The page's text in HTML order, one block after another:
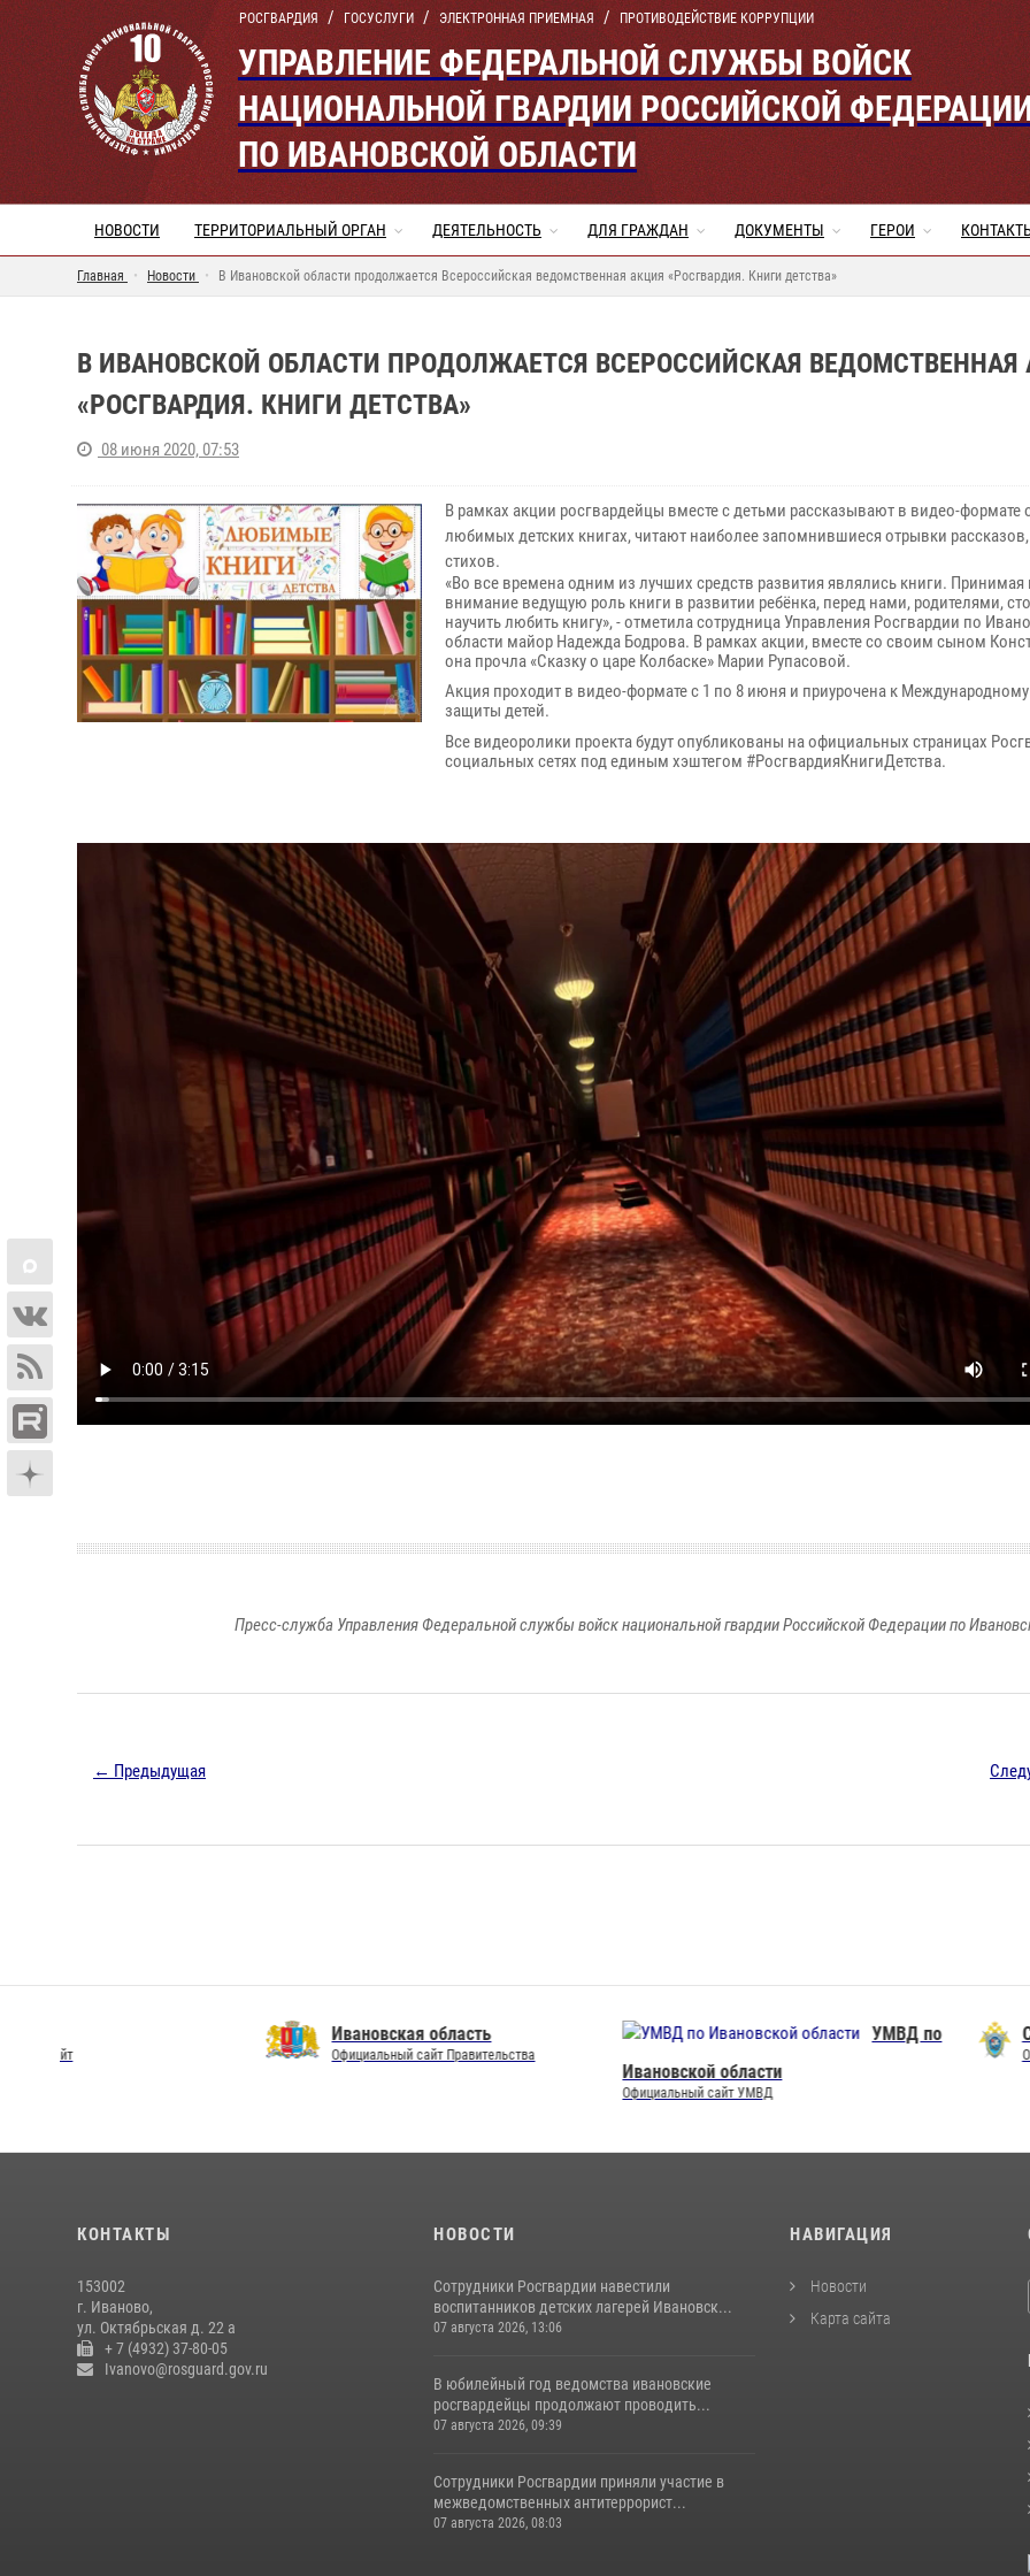
РОСГВАРДИЯ ГОСУСЛУГИ ЭЛЕКТРОННАЯ ПРИЕМНАЯ ПРОТИВОДЕЙСТВИЕ КОРРУПЦИИ
УПРАВЛЕНИЕ ФЕДЕРАЛЬНОЙ СЛУЖБЫ ВОЙСК
НАЦИОНАЛЬНОЙ ГВАРДИИ РОССИЙСКОЙ
ПО ИВАНОВСКОЙ ОБЛАСТИ
НОВОСТИ ТЕРРИТОРИАЛЬНЫЙ ОРГАН ДЕЯТЕЛЬНОСТЬ ДЛЯ ГРАЖДАН ДОКУМЕНТЫ ГЕРОИ
Главная Новости В Ивановской области продолжается Всероссийская ведомственная акция «Росгвардия. Книги детства»
В ИВАНОВСКОЙ ОБЛАСТИ ПРОДОЛЖАЕТСЯ ВСЕРОССИЙСКАЯ ВЕДОМСТВЕННАЯ
«РОСГВАРДИЯ. КНИГИ ДЕТСТВА»
08 июня 2020, 07:53
В рамках акции росгвардейцы вместе с детьми рассказывают в видео-формате
любимых детских книгах, читают наиболее запомнившиеся отрывки рассказов,
стихов.
«Во все времена одним из лучших средств развития являлись книги. Принимая
внимание ведущую роль книги в развитии ребёнка, перед нами, родителями,
научить любить книгу», - отметила сотрудница Управления Росгвардии по
области майор Надежда Бодрова. В рамках акции, вместе со своим сыном
она прочла «Сказку о царе Колбаске» Марии Рупасовой.
Акция проходит в видео-формате с 1 по 8 июня и приурочена к
защиты детей.
Все видеоролики проекта будут опубликованы на официальных страницах
социальных сетях под единым хэштегом #РосгвардияКнигиДетства.
Пресс-служба Управления Федеральной службы войск национальной гвардии Российской Федерации по
← Предыдущая
Ивановская область
Официальный сайт Правительства
УМВД по
СУ СК по Ивановской
КОНТАКТЫ
153002
г. Иваново,
ул. Октябрьская д. 22 а
+ 7 (4932) 37-80-05
Ivanovo@rosguard.gov.ru
НОВОСТИ
Сотрудники Росгвардии навестили
воспитанников детских лагерей Ивановск...
07 августа 2026, 13:06
В юбилейный год ведомства ивановские
росгвардейцы продолжают проводить...
07 августа 2026, 09:39
Сотрудники Росгвардии приняли участие в
межведомственных антитеррорист...
07 августа 2026, 08:03
НАВИГАЦИЯ
Новости
Карта сайта